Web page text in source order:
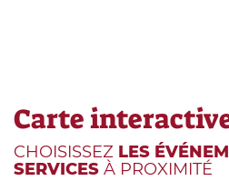
Carte
CHOISISSEZ LES
SERVICES À PROXIMITÉ